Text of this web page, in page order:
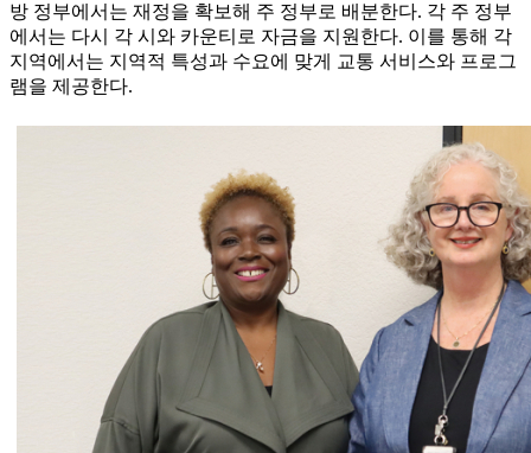
방 정부에서는 재정을 확보해 주 정부로 배분한다. 각 주 정부
에서는 다시 각 시와 카운티로 자금을 지원한다. 이를 통해 각
지역에서는 지역적 특성과 수요에 맞게 교통 서비스와 프로그
램을 제공한다.